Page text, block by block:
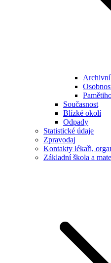
Současnost
Blízké okolí
Odpady
Statistické údaje
Zpravodaj
Kontakty lékaři,
Základní škola a